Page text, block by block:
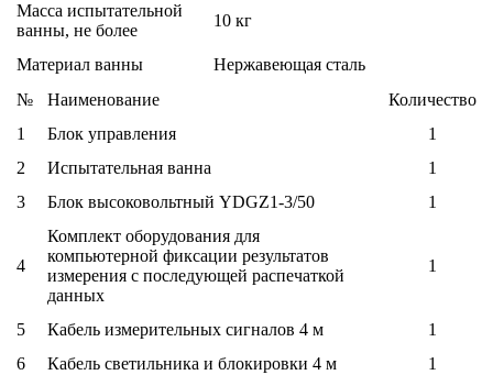
Масса испытательной
ванны, не более
10 кг
Материал ванны
Нержавеющая сталь
№
Наименование
Количество
1
Блок управления
1
2
Испытательная ванна
1
3
Блок высоковольтный YDGZ1-3/50 1
4
Комплект оборудования для
компьютерной фиксации результатов
измерения с последующей распечаткой
данных
1
5 Кабель измерительных сигналов 4 м
1
6
Кабель светильника и блокировки 4 м
1